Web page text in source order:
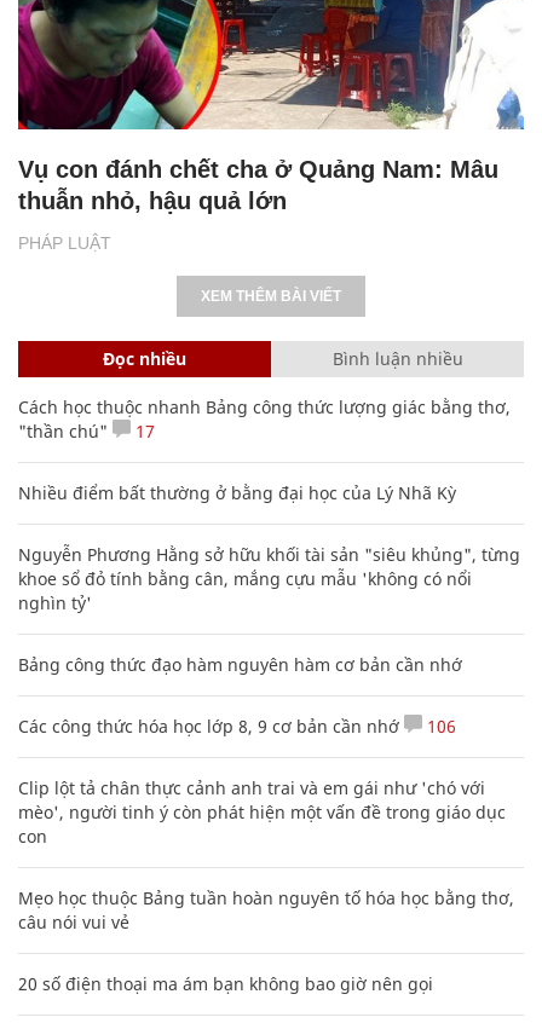
PHÁP LUẬT
Vụ con đánh chết cha ở Quảng Nam: Mâu
thuẫn nhỏ, hậu quả lớn
XEM THÊM BÀI VIẾT
Đọc nhiều Bình luận nhiều
Cách học thuộc nhanh Bảng công thức lượng giác bằng thơ,
"thần chú"
17
Nhiều điểm bất thường ở bằng đại học của Lý Nhã Kỳ
Nguyễn Phương Hằng sở hữu khối tài sản "siêu khủng", từng
khoe sổ đỏ tính bằng cân, mắng cựu mẫu 'không có nổi
nghìn tỷ'
Bảng công thức đạo hàm nguyên hàm cơ bản cần nhớ
Các công thức hóa học lớp 8, 9 cơ bản cần nhớ 106
Clip lột tả chân thực cảnh anh trai và em gái như 'chó với
mèo', người tinh ý còn phát hiện một vấn đề trong giáo dục
con
Mẹo học thuộc Bảng tuần hoàn nguyên tố hóa học bằng thơ,
câu nói vui vẻ
20 số điện thoại ma ám bạn không bao giờ nên gọi